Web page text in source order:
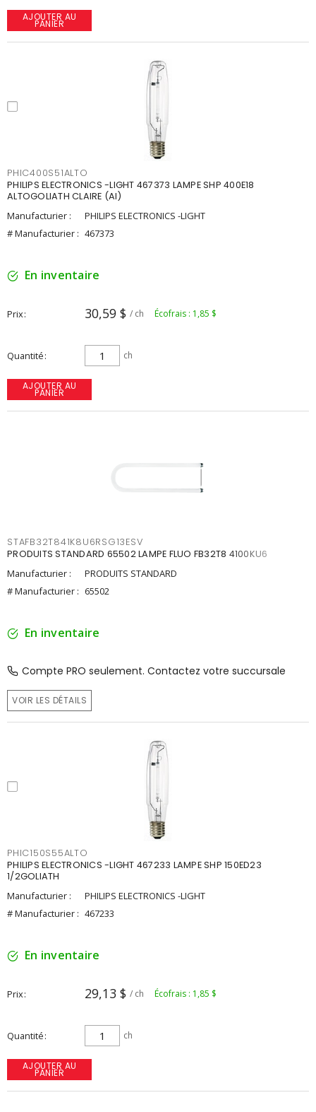
AJOUTER AU
PANIER
PHIC400S51ALTO
PHILIPS ELECTRONICS -LIGHT 467373 LAMPE SHP 400E18
ALTOGOLIATH CLAIRE (AI)
Manufacturier :
PHILIPS ELECTRONICS -LIGHT
# Manufacturier : 467373
En inventaire
Prix 30,59 $ / ch Écofrais : 1,85 $
Quantité ch
AJOUTER AU
PANIER
STAFB32T841K8U6RSG13ESV
PRODUITS STANDARD 65502 LAMPE FLUO FB32T8 4100KU6
Manufacturier :
PRODUITS STANDARD
# Manufacturier : 65502
En inventaire
Compte PRO seulement. Contactez votre succursale
VOIR LES DÉTAILS
PHIC150S55ALTO
PHILIPS ELECTRONICS -LIGHT 467233 LAMPE SHP 150ED23
1/2GOLIATH
Manufacturier :
PHILIPS ELECTRONICS -LIGHT
# Manufacturier : 467233
En inventaire
Prix 29,13 $ / ch Écofrais : 1,85 $
Quantité ch
AJOUTER AU
PANIER